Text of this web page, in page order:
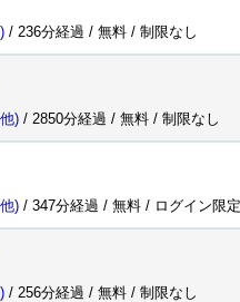
/ 236分経過 / 無料 / 制限なし
) / 2850分経過 / 無料 / 制限なし
) / 347分経過 / 無料 / ログイン限定
/ 256分経過 / 無料 / 制限なし